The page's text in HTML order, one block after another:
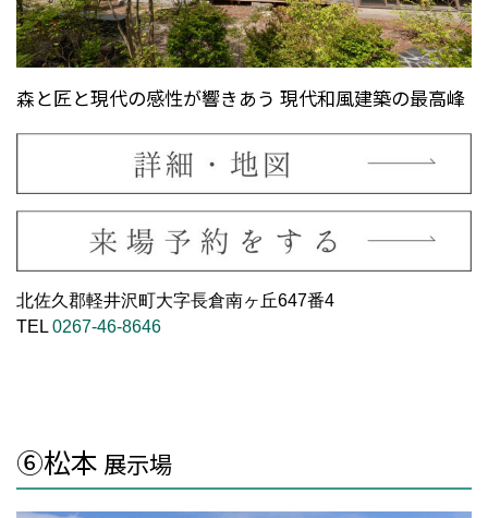
森と匠と現代の感性が響きあう 現代和風建築の最高峰
北佐久郡軽井沢町大字長倉南ヶ丘647番4
TEL 0267-46-8646
⑥松本 展示場